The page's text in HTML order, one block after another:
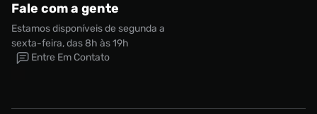
Fale com a gente
Estamos disponíveis de segunda a
sexta-feira, das 8h às 19h
Entre Em Contato